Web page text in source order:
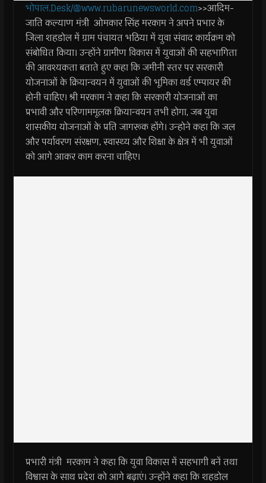
भोपाल.Desk/@www.rubarunewsworld.com>>आदिम-
जाति कल्याण मंत्री ओमकार सिंह मरकाम ने अपने प्रभार के
जिला शहडोल में ग्राम पंचायत भठिया में युवा संवाद कार्यक्रम को
संबोधित किया। उन्होंने ग्रामीण विकास में युवाओं की सहभागिता
की आवश्यकता बताते हुए कहा कि जमीनी स्तर पर सरकारी
योजनाओं के क्रियान्वयन में युवाओं की भूमिका थर्ड एम्पायर की
होनी चाहिए। श्री मरकाम ने कहा कि सरकारी योजनाओं का
प्रभावी और परिणाममूलक क्रियान्वयन तभी होगा, जब युवा
शासकीय योजनाओं के प्रति जागरूक होंगे। उन्होने कहा कि जल
और पर्यावरण संरक्षण, स्वास्थ्य और शिक्षा के क्षेत्र में भी युवाओं
को आगे आकर काम करना चाहिए।
प्रभारी मंत्री मरकाम ने कहा कि युवा विकास में सहभागी बनें तथा
विश्वास के साथ प्रदेश को आगे बढ़ाएं। उन्होंने कहा कि शहडोल